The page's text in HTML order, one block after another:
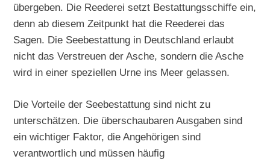
übergeben. Die Reederei setzt Bestattungsschiffe ein,
denn ab diesem Zeitpunkt hat die Reederei das
Sagen. Die Seebestattung in Deutschland erlaubt
nicht das Verstreuen der Asche, sondern die Asche
wird in einer speziellen Urne ins Meer gelassen.
Die Vorteile der Seebestattung sind nicht zu
unterschätzen. Die überschaubaren Ausgaben sind
ein wichtiger Faktor, die Angehörigen sind
verantwortlich und müssen häufig